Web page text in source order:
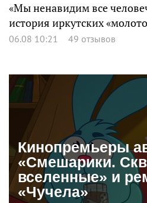
«Мы ненавидим все
история иркутских
06.08 10:21 49 отзывов
Кинопремьеры
«Смешарики.
вселенные» и
«Чучела»